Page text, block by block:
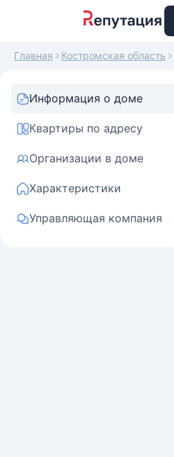
Главная Костромская область
Информация о доме
Квартиры по адресу
Организации в доме
Характеристики
Управляющая компания